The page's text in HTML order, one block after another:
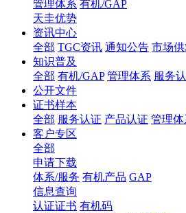
管理体系 有机/GAP
天圭优势
资讯中心
全部 TGC资讯 通知公告 市场
知识普及
全部 有机/GAP 管理体系 服务
公开文件
证书样本
全部 服务认证 产品认证 管理体
客户专区
全部
申请下载
体系/服务 有机产品 GAP
信息查询
认证证书 有机码